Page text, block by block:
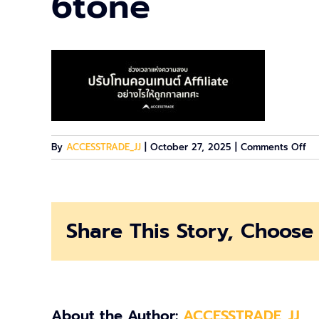
By ACCESSTRADE_JJ October 27, 2025 Comments Offon
Share This Story,